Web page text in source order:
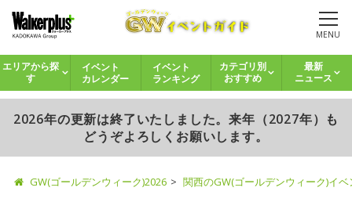
MENU
エリアから探
す
イベント
カレンダー
イベント
ランキング
カテゴリ別
おすすめ
最新
ニュース
2026年の更新は終了いたしました。来年（2027年）も
どうぞよろしくお願いします。
GW(ゴールデンウィーク)2026 関西のGW(ゴールデンウィーク)イ